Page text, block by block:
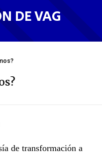
DE VAG
de transformación a